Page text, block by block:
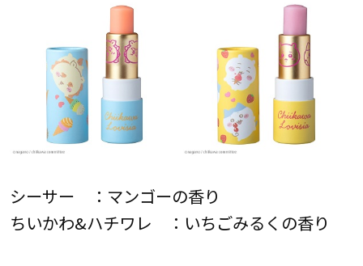
シーサー ：マンゴーの香り
ちいかわ&ハチワレ ：いちごみるくの香り